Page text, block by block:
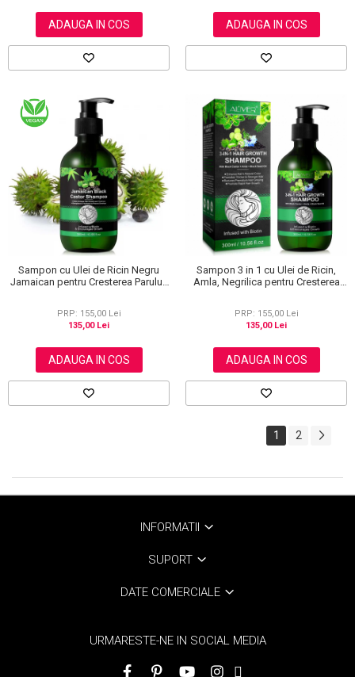
ADAUGA IN COS ADAUGA IN COS
Sampon cu Ulei de Ricin Negru
Jamaican pentru Cresterea Parului,
PRP: 155,00 Lei
135,00 Lei
ADAUGA IN COS
Sampon 3 in 1 cu Ulei de Ricin,
Amla, Negrilica pentru Cresterea
PRP: 155,00 Lei
135,00 Lei
ADAUGA IN COS
1 2
INFORMATII
SUPORT
DATE COMERCIALE
URMARESTE-NE IN SOCIAL MEDIA